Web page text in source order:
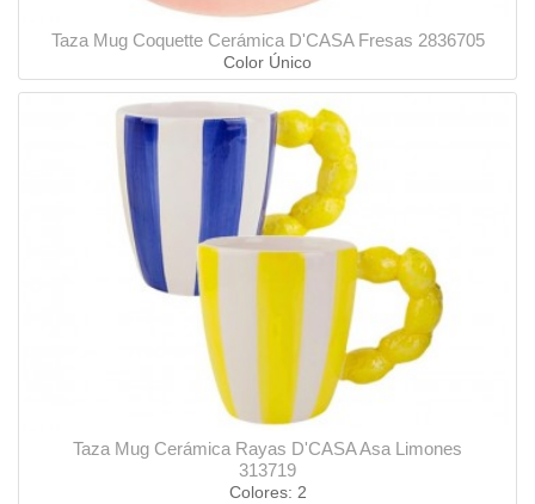
Taza Mug Coquette Cerámica D'CASA Fresas 2836705
Color Único
Taza Mug Cerámica Rayas D'CASA Asa Limones
313719
Colores: 2